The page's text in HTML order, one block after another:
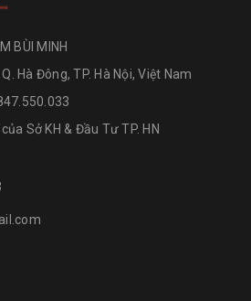
BÙI MINH
Hà Đông, TP. Hà Nội, Việt Nam
Sở KH & Đầu Tư TP. HN